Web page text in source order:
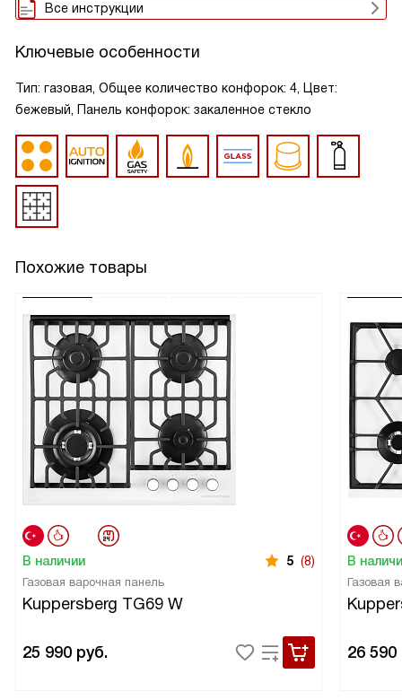
Все инструкции
Ключевые особенности
Тип: газовая, Общее количество конфорок: 4, Цвет:
бежевый, Панель конфорок: закаленное стекло
Похожие товары
В наличии 5 (8)
Газовая варочная панель
Kuppersberg TG69 W
25 990 руб.
В
Газовая
26 590